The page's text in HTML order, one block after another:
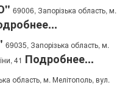
69006, Запорізька область, м.
69035, Запорізька область, м.
41 Подробнее...
область, м. Мелітополь, вул.